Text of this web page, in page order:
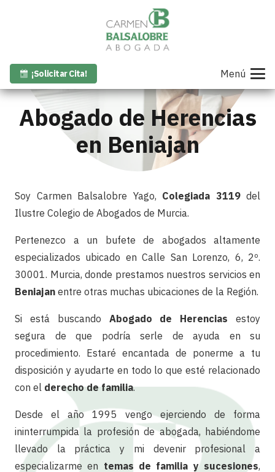
¡Solicitar Cita! Menú
Abogado de Herencias
en Beniajan
Soy Carmen Balsalobre Yago, Colegiada 3119del
Ilustre Colegio de Abogados de Murcia.
Pertenezco a un bufete de abogados altamente
especializados ubicado en Calle San Lorenzo, 6, 2º.
30001. Murcia, donde prestamos nuestros servicios en
Beniajan entre otras muchas ubicaciones de la Región.
Si está buscando Abogado de Herencias estoy
segura de que podría serle de ayuda en su
procedimiento. Estaré encantada de ponerme a tu
disposición y ayudarte en todo lo que esté relacionado
con el derecho de familia.
Desde el año 1995 vengo ejerciendo de forma
ininterrumpida la profesión de abogada, habiéndome
llevado la práctica y mi devenir profesional a
especializarme en temas de familia y sucesiones,